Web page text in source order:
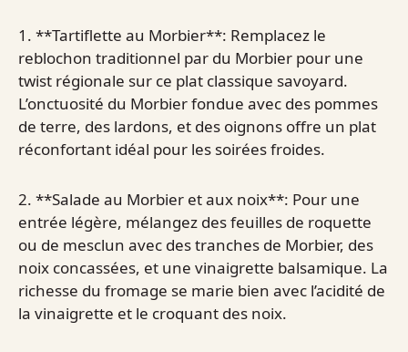
1. **Tartiflette au Morbier**: Remplacez le
reblochon traditionnel par du Morbier pour une
twist régionale sur ce plat classique savoyard.
L’onctuosité du Morbier fondue avec des pommes
de terre, des lardons, et des oignons offre un plat
réconfortant idéal pour les soirées froides.
2. **Salade au Morbier et aux noix**: Pour une
entrée légère, mélangez des feuilles de roquette
ou de mesclun avec des tranches de Morbier, des
noix concassées, et une vinaigrette balsamique. La
richesse du fromage se marie bien avec l’acidité de
la vinaigrette et le croquant des noix.